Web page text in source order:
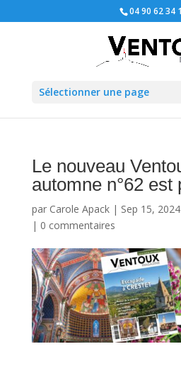
04 90 62 34
Sélectionner une page
Le nouveau
automne n°62 est
par Carole Apack| Sep 15, 2024
| 0 commentaires